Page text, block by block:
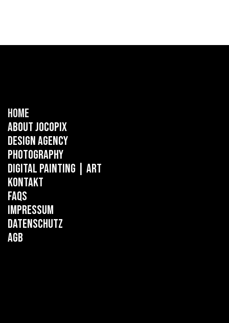
Home
About Jocopix
Design Agency
Photography
Digital Painting | ART
Kontakt
FAQs
Impressum
Datenschutz
AGB